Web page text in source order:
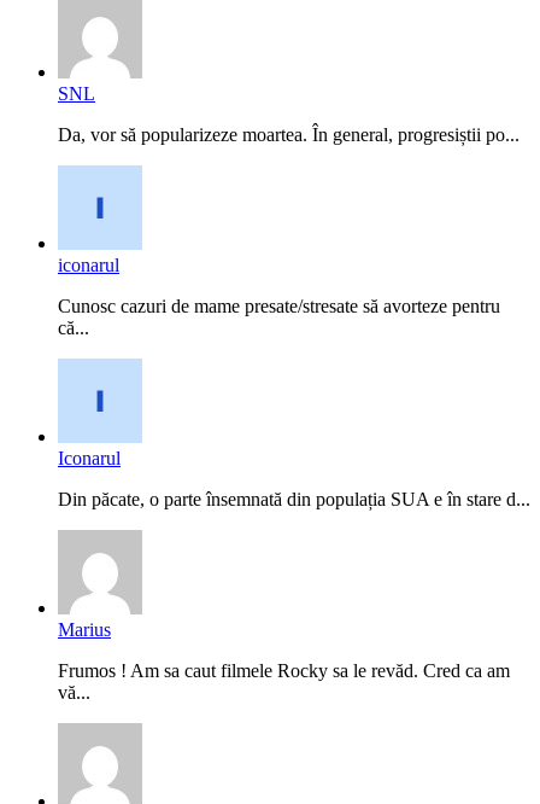
SNL
Da, vor să popularizeze moartea. În general, progresiștii po...
iconarul
Cunosc cazuri de mame presate/stresate să avorteze pentru
că...
Iconarul
Din păcate, o parte însemnată din populația SUA e în stare d...
Marius
Frumos ! Am sa caut filmele Rocky sa le revăd. Cred ca am
vă...